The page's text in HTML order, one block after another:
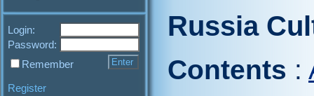
Login:
Password:
Remember
Register
Russia
Contents :